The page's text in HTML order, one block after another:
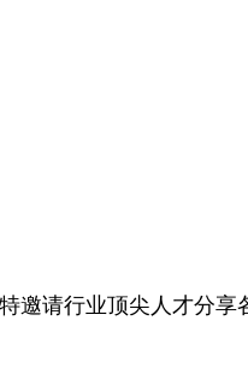
邀请行业顶尖人才分